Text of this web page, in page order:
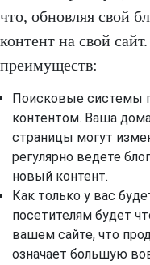
что, обновляя свой
контент на свой
преимуществ:
Поисковые системы
контентом. Ваша
страницы могут
регулярно ведете
новый контент.
Как только у вас
посетителям будет
вашем сайте, что
означает большую